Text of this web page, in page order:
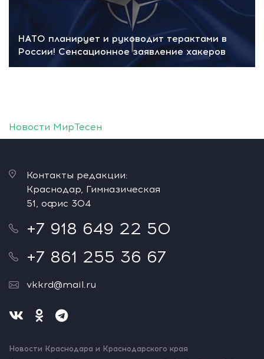
НАТО планирует и руководит терактами в
России! Сенсационное заявление хакеров
Новости МирТесен
Контакты редакции:
Краснодар, Гимназическая
51, офис 304
+7 918 649 22 50
+7 861 255 36 67
vkkrd@mail.ru
Новости Краснодара и Краснодарского края